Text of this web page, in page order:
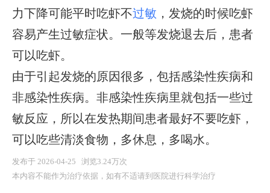
力下降可能平时吃虾不过敏 ，发烧的时候吃虾
容易产生过敏症状。一般等发烧退去后，患者
可以吃虾。
由于引起发烧的原因很多，包括感染性疾病和
非感染性疾病。非感染性疾病里就包括一些过
敏反应，所以在发热期间患者最好不要吃虾，
可以吃些清淡食物，多休息，多喝水。
发布于 2026-04-25 浏览3.24万次
本内容不能作为治疗依据，如有不适请到医院进行科学治疗